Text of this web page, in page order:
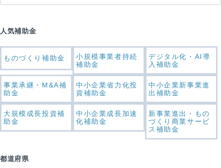
人気補助金
ものづくり補助金
小規模事業者持続
補助金
デジタル化・AI導
入補助金
事業承継・M&A補
助金
中小企業省力化投
資補助金
中小企業新事業進
出補助金
大規模成長投資補
助金
中小企業成長加速
化補助金
新事業進出・もの
づくり商業サービ
ス補助金
都道府県